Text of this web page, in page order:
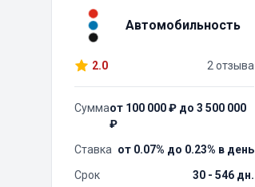
Автомобильность
2.0 2 отзыва
Суммаот 100 000 ₽ до 3 500 000
₽
Ставка от 0.07% до 0.23% в день
Срок
30 - 546 дн.